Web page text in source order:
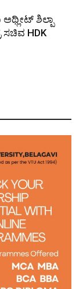
ಶಿಲ್ಪಾ
ಸಚಿವ HDK